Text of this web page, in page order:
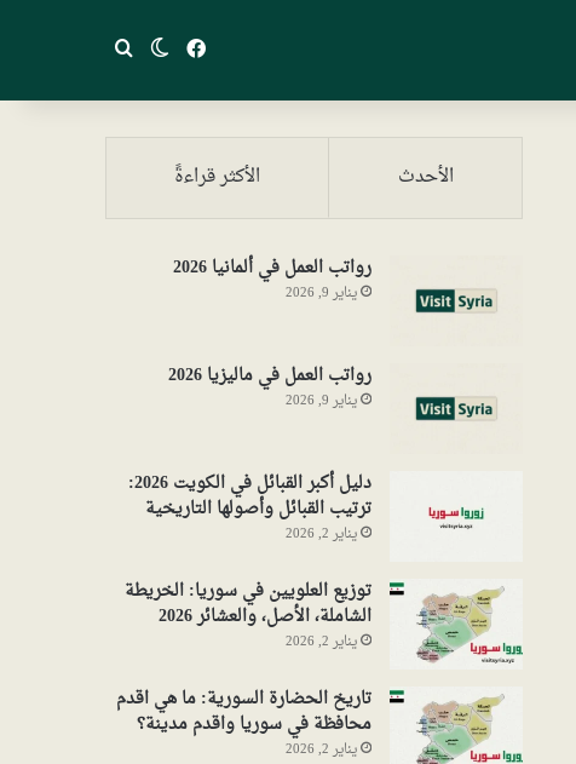
فيسبوكالوضع المظلم
بحث عن
الأحدث الأكثر قراءةً
رواتب العمل في ألمانيا 2026
يناير 9, 2026
رواتب العمل في ماليزيا 2026
يناير 9, 2026
دليل أكبر القبائل في الكويت 2026:
ترتيب القبائل وأصولها التاريخية
يناير 2, 2026
توزيع العلويين في سوريا: الخريطة
الشاملة، الأصل، والعشائر 2026
يناير 2, 2026
تاريخ الحضارة السورية: ما هي اقدم
محافظة في سوريا واقدم مدينة؟
يناير 2, 2026